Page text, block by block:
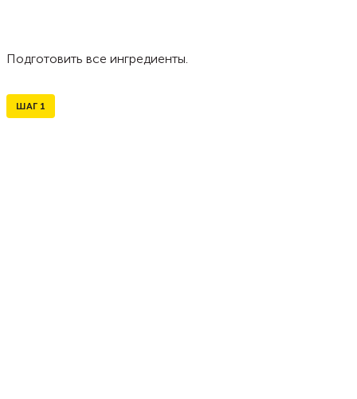
Подготовить все ингредиенты.
ШАГ 1